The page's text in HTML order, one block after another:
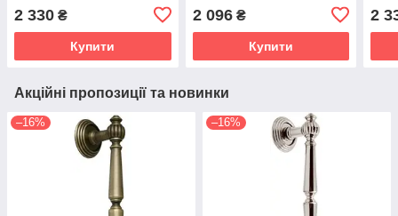
(Україна)
2 330 ₴
Купити
(Україна)
2 096₴
Купити
2
Акційні пропозиції та новинки
–16% –16%